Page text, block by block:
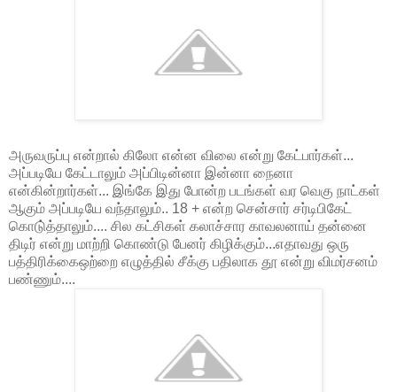
அருவருப்பு என்றால் கிலோ என்ன விலை என்று கேட்பார்கள்...
அப்படியே கேட்டாலும் அப்பிடின்னா இன்னா நைனா
என்கின்றார்கள்... இங்கே இது போன்ற படங்கள் வர வெகு நாட்கள்
ஆகும் அப்படியே வந்தாலும்.. 18 + என்ற சென்சார் சர்டிபிகேட்
கொடு்த்தாலும்.... சில கட்சிகள் கலாச்சார காவலனாய் தன்னை
திடிர் என்று மாற்றி கொண்டு பேனர் கிழிக்கும்...எதாவது ஒரு
பத்திரிக்கைஒற்றை எழுத்தில் சீக்கு பதிலாக தூ என்று விமர்சனம்
பண்ணும்....